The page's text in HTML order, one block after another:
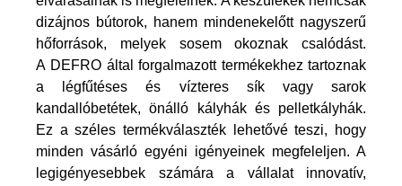
dizájnos bútorok, hanem mindenekelőtt nagyszerű
hőforrások, melyek sosem okoznak csalódást.
A DEFRO által forgalmazott termékekhez tartoznak
a légfűtéses és vízteres sík vagy sarok
kandallóbetétek, önálló kályhák és pelletkályhák.
Ez a széles termékválaszték lehetővé teszi, hogy
minden vásárló egyéni igényeinek megfeleljen. A
legigényesebbek számára a vállalat innovatív,